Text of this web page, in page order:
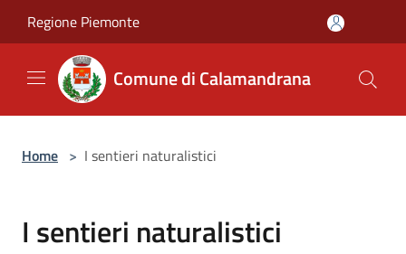
Regione Piemonte
Comune di Calamandrana
Home > I sentieri naturalistici
I sentieri naturalistici